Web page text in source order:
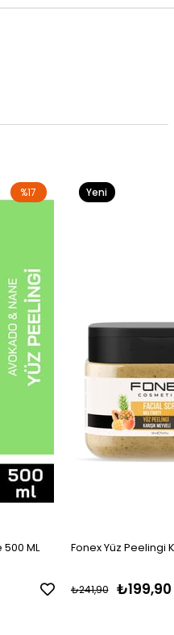
ML
%17
Fonex Yüz Peelingi
₺199,90
₺241,90
Yeni